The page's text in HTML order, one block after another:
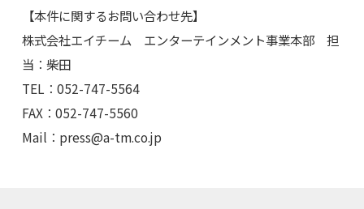
【本件に関するお問い合わせ先】
株式会社エイチーム エンターテインメント事業本部 担
当：柴田
TEL：052-747-5564
FAX：052-747-5560
Mail： press@a-tm.co.jp